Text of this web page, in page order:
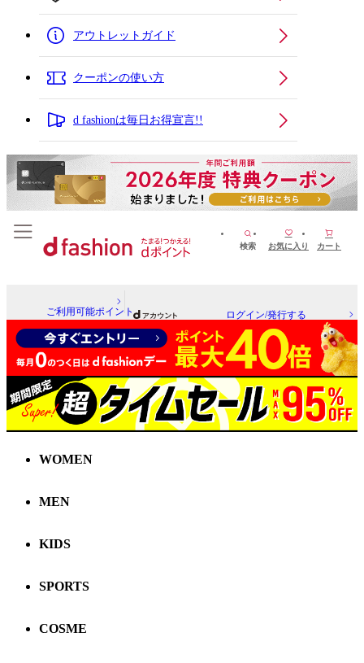
アウトレットガイド
クーポンの使い方
d fashionは毎日お得宣言!!
検索 お気に入り カート
ご利用可能ポイント ログイン/発行する
WOMEN
MEN
KIDS
SPORTS
COSME